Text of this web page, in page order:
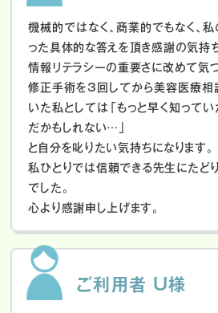
機械的ではなく、商業的でもなく、
った具体的な答えを頂き感謝の気持
情報リテラシーの重要さに改めて気づ
修正手術を3回してから美容医療相
いた私としては「もっと早く知って
だかもしれない…」
と自分を叱りたい気持ちになります。
私ひとりでは信頼できる先生にたど
でした。
心より感謝申し上げます。
ご利用者 U様